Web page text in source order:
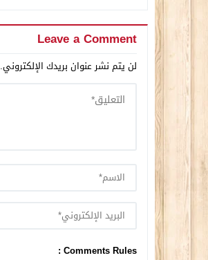
Leave a Comment
لن يتم نشر عنوان بريدك الإلكتروني.
Comments Rules :